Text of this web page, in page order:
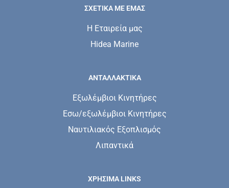
ΣΧΕΤΙΚΆ ΜΕ ΕΜΆΣ
Η Εταιρεία μας
Hidea Marine
ΑΝΤΑΛΛΑΚΤΙΚΑ
Εξωλέμβιοι Κινητήρες
Εσω/εξωλέμβιοι Κινητήρες
Ναυτιλιακός Εξοπλισμός
Λιπαντικά
ΧΡΗΣΙΜΑ LINKS